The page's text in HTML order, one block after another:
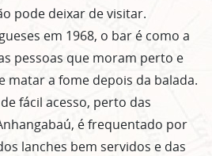
pode deixar de visitar.
em 1968, o bar é como a
pessoas que moram perto e
matar a fome depois da balada.
fácil acesso, perto das
é frequentado por
lanches bem servidos e das